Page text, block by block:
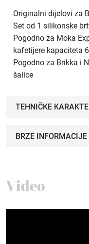
Originalni dijelovi za
Set od 1 silikonske
Pogodno za Moka
kafetijere kapaciteta
Pogodno za Brikka i
šalice
TEHNIČKE
BRZE INFORMACIJE
Video